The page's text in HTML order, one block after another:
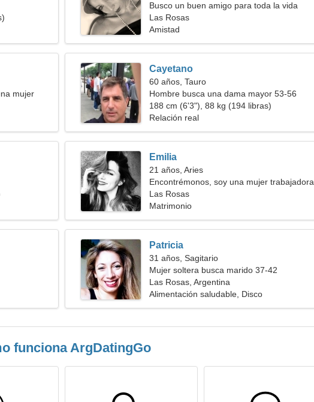
Busco un buen amigo para toda la vida
Las Rosas
Amistad
mujer
Cayetano
60 años, Tauro
Hombre busca una dama mayor 53-56
188 cm (6'3"), 88 kg (194 libras)
Relación real
Emilia
21 años, Aries
Encontrémonos, soy una mujer trabajadora
Las Rosas
Matrimonio
Patricia
31 años, Sagitario
Mujer soltera busca marido 37-42
Las Rosas, Argentina
Alimentación saludable, Disco
funciona ArgDatingGo